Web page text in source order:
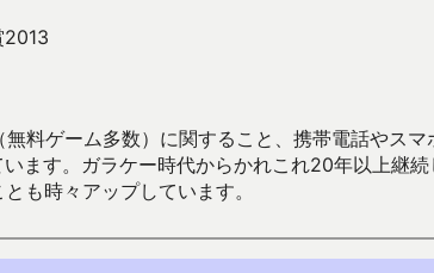
2013
料ゲーム多数）に関すること、携帯電話やス
ます。ガラケー時代からかれこれ20年以上
も時々アップしています。